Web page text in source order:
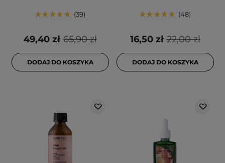
39
65,90 zł
49,40 zł
DODAJ DO KOSZYKA
48
22,00 zł
16,50 zł
DODAJ DO KOSZYKA